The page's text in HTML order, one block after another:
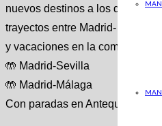
nuevos destinos a los que
trayectos entre Madrid- Sevilla
y vacaciones en la comunidad
🤲 Madrid-Sevilla
🤲 Madrid-Málaga
Con paradas en Antequera,